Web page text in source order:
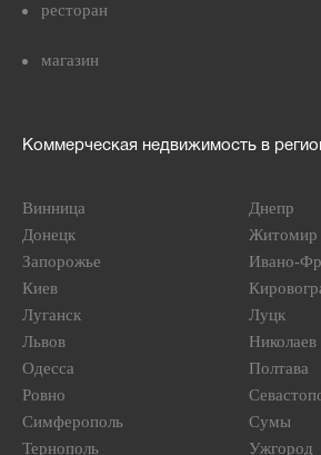
ресторан
магазин
Коммерческая недвижимость в
Винница
Днепр
Донецк
Житомир
Запорожье
Ивано-
Киев
Луганск
Луцк
Львов
Николаев
Одесса
Полтава
Ровно
Симферополь
Сумы
Тернополь
Ужгород